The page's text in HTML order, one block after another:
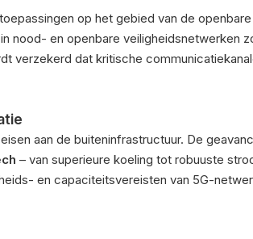
op het gebied van de
in nood- en openbare veiligheidsnetwerken
verzekerd dat kritische
aan de buiteninfrastructuur. De
– van superieure koeling tot robuuste
en capaciteitsvereisten van 5G-